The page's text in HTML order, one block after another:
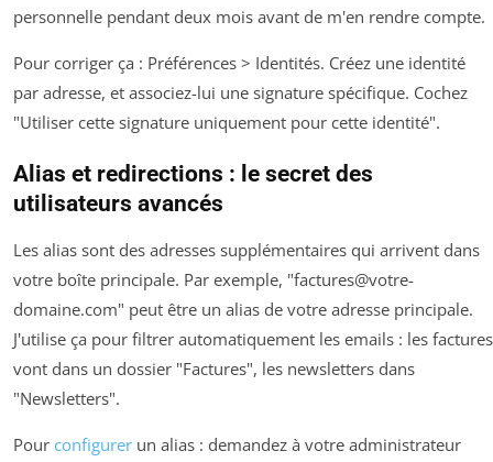
personnelle pendant deux mois avant de m'en rendre compte.
Pour corriger ça : Préférences > Identités. Créez une identité
par adresse, et associez-lui une signature spécifique. Cochez
"Utiliser cette signature uniquement pour cette identité".
Alias et redirections : le secret des
utilisateurs avancés
Les alias sont des adresses supplémentaires qui arrivent dans
votre boîte principale. Par exemple, "factures@votre-
domaine.com" peut être un alias de votre adresse principale.
J'utilise ça pour filtrer automatiquement les emails : les factures
vont dans un dossier "Factures", les newsletters dans
"Newsletters".
Pour configurer un alias : demandez à votre administrateur